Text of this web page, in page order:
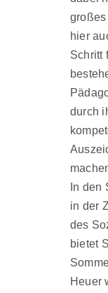
großes
hier
Schritt
durch
In den
in der
des
bietet
Heuer